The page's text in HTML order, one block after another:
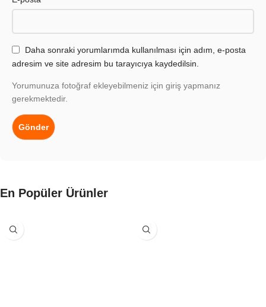
Daha sonraki yorumlarımda kullanılması için adım, e-posta
adresim ve site adresim bu tarayıcıya kaydedilsin.
Yorumunuza fotoğraf ekleyebilmeniz için giriş yapmanız
gerekmektedir.
En Popüler Ürünler